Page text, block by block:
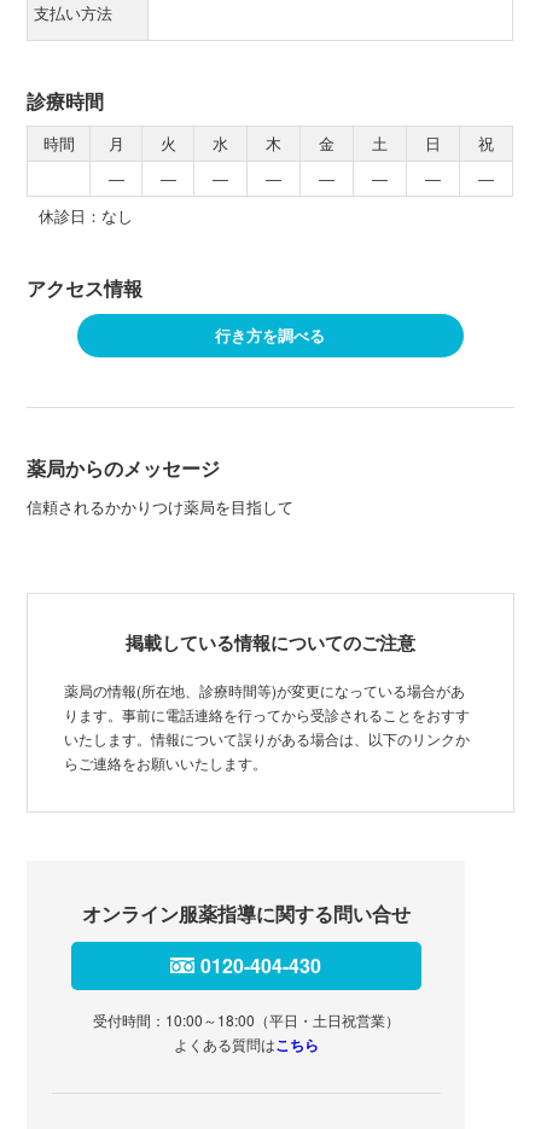
支払い方法
診療時間
時間 月 火 水 木 金 土 日
祝
―
― ― ― ― ― ―
―
休診日：なし
アクセス情報
行き方を調べる
薬局からのメッセージ
信頼されるかかりつけ薬局を目指して
掲載している情報についてのご注意
薬局の情報(所在地、診療時間等)が変更になっている場合があ
ります。事前に電話連絡を行ってから受診されることをおすす
いたします。情報について誤りがある場合は、以下のリンクか
らご連絡をお願いいたします。
オンライン服薬指導に関する問い合せ
0120-404-430
受付時間：10:00～18:00（平日・土日祝営業）
よくある質問はこちら